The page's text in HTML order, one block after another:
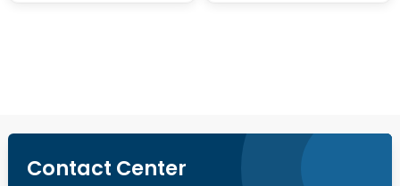
Contact Center